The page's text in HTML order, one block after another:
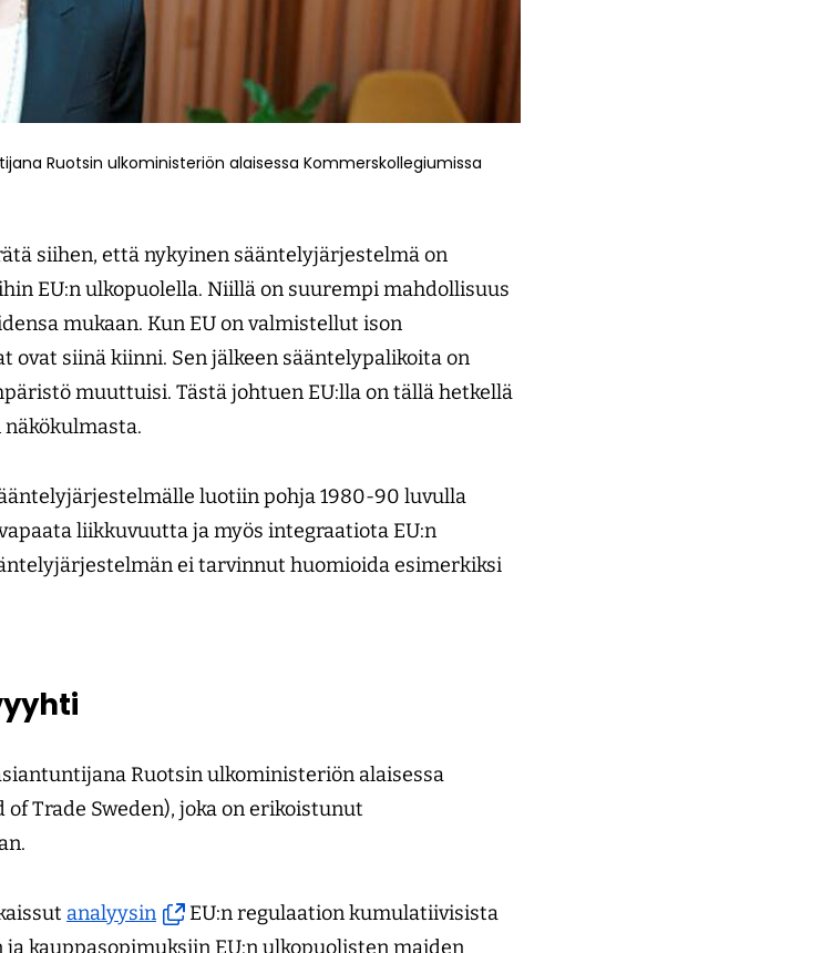
Ruotsin ulkoministeriön alaisessa Kommerskollegiumissa
siihen, että nykyinen sääntelyjärjestelmä on
EU:n ulkopuolella. Niillä on suurempi mahdollisuus
mukaan. Kun EU on valmistellut ison
ovat siinä kiinni. Sen jälkeen sääntelypalikoita on
muuttuisi. Tästä johtuen EU:lla on tällä hetkellä
luotiin pohja 1980-90 luvulla
liikkuvuutta ja myös integraatiota EU:n
ei tarvinnut huomioida esimerkiksi
Ruotsin ulkoministeriön alaisessa
Trade Sweden), joka on erikoistunut
analyysin (avautuu
uuteen
EU:n regulaation kumulatiivisista
kauppasopimuksiin EU:n ulkopuolisten maiden